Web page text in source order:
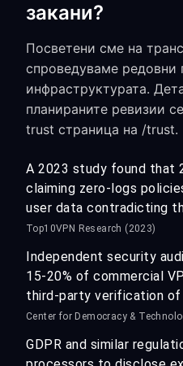
закани?
Посветени сме на
спроведуваме редовни
инфраструктурата.
планираните ревизии
trust страница на /trust.
A 2023 study found that
claiming zero-logs
user data contradicting
Top10VPN Research (2023)
Independent security
15-20% of commercial
third-party verification of
Center for Democracy &
GDPR and similar